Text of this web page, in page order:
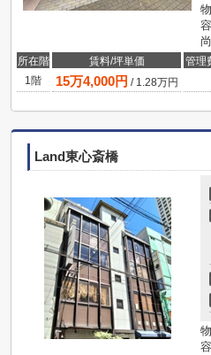
所在階 賃料/坪単価 管理
1階
15万4,000円 / 1.28万円
Land東心斎橋